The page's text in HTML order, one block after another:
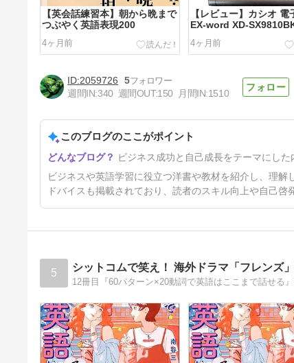
【英会話練習本】朝から晩まで
つぶやく英語表現200
4ヶ月前
【レビュー】カシオ 電
EX-word XD-
4ヶ月前
【超おすすめ文法書】大岩のい
ちばんはじめの英文法【超基礎
1年前
2059726
5
週間IN:340 週間OUT:150 月間IN:1510
このブログのここがポイント
ビジネス成功と自己成長をテーマにした
ビジネスや英語学習に役立つ洋書や教材を紹介し、理
ドバイスも掲載されており、読者のスキル向上や自己啓
5 シットコムで笑え！ 海外ドラマ「フレンズ